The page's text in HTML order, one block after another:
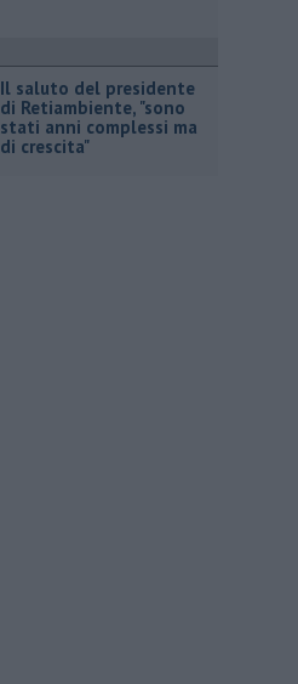
Il saluto del presidente
di Retiambiente, "sono
stati anni complessi ma
di crescita"